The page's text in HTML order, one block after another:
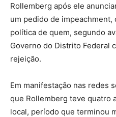
Rollemberg após ele
um pedido de
política de quem, segundo
Governo do Distrito Federal
rejeição.
Em manifestação nas redes
que Rollemberg teve quatro
local, período que terminou